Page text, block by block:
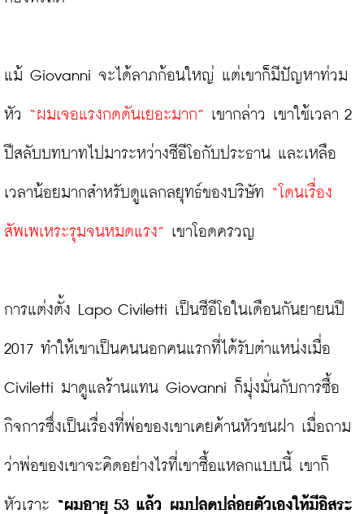
แม้ Giovanni จะได้ลาภก้อนใหญ่ แต่เขาก็มีปัญหาท่วม
หัว “ผมเจอแรงกดดันเยอะมาก” เขากล่าว เขาใช้เวลา 2
ปีสลับบทบาทไปมาระหว่างซีอีโอกับประธาน และเหลือ
เวลาน้อยมากสำหรับดูแลกลยุทธ์ของบริษัท “โดนเรื่อง
สัพเพเหระรุมจนหมดแรง” เขาโอดครวญ
การแต่งตั้ง Lapo Civiletti เป็นซีอีโอในเดือนกันยายนปี
2017 ทำให้เขาเป็นคนนอกคนแรกที่ได้รับตำแหน่งเมื่อ
Civiletti มาดูแลร้านแทน Giovanni ก็มุ่งมั่นกับการซื้อ
กิจการซึ่งเป็นเรื่องที่พ่อของเขาเคยค้านหัวชนฝา เมื่อถาม
ว่าพ่อของเขาจะคิดอย่างไรที่เขาซื้อแหลกแบบนี้ เขาก็
หัวเราะ “ผมอายุ 53 แล้ว ผมปลดปล่อยตัวเองให้มีอิสระ